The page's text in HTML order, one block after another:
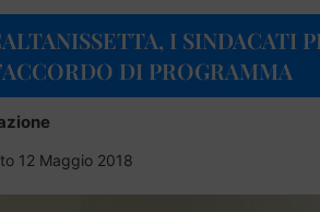
I SINDACATI
DI PROGRAMMA
12 Maggio 2018